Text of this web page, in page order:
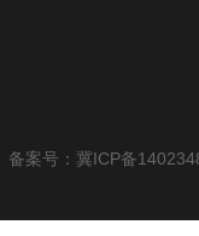
备案号：冀ICP备